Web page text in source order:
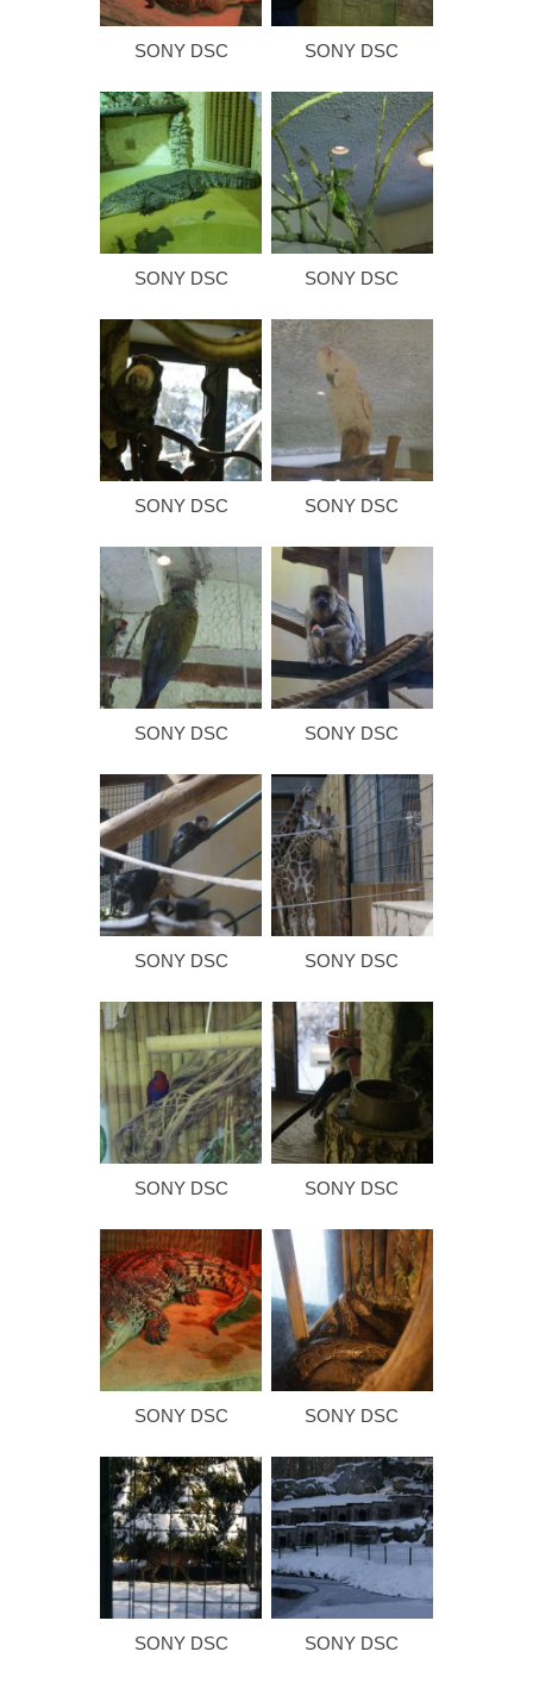
SONY DSC SONY DSC
SONY DSC SONY DSC
SONY DSC SONY DSC
SONY DSC SONY DSC
SONY DSC SONY DSC
SONY DSC SONY DSC
SONY DSC SONY DSC
SONY DSC SONY DSC